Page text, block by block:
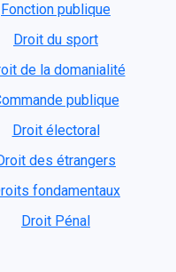
Fonction publique
Droit du sport
de la domanialité
publique
Droit électoral
des étrangers
fondamentaux
Droit Pénal